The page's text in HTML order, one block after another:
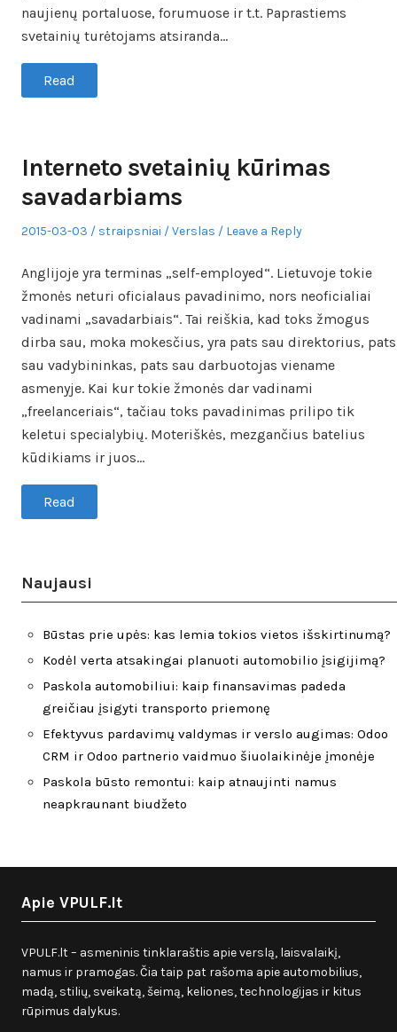
naujienų portaluose, forumuose ir t.t. Paprastiems
svetainių turėtojams atsiranda…
Read
Interneto svetainių kūrimas
savadarbiams
Posted
2015-03-03 Author
straipsniai
Posted
Verslas Leave a Reply
Anglijoje yra terminas „self-employed“. Lietuvoje tokie
žmonės neturi oficialaus pavadinimo, nors neoficialiai
vadinami „savadarbiais“. Tai reiškia, kad toks žmogus
dirba sau, moka mokesčius, yra pats sau direktorius, pats
sau vadybininkas, pats sau darbuotojas viename
asmenyje. Kai kur tokie žmonės dar vadinami
„freelanceriais“, tačiau toks pavadinimas prilipo tik
keletui specialybių. Moteriškės, mezgančius batelius
kūdikiams ir juos…
Read
Naujausi
Būstas prie upės: kas lemia tokios vietos išskirtinumą?
Kodėl verta atsakingai planuoti automobilio įsigijimą?
Paskola automobiliui: kaip finansavimas padeda
greičiau įsigyti transporto priemonę
Efektyvus pardavimų valdymas ir verslo augimas: Odoo
CRM ir Odoo partnerio vaidmuo šiuolaikinėje įmonėje
Paskola būsto remontui: kaip atnaujinti namus
neapkraunant biudžeto
Apie VPULF.lt
VPULF.lt – asmeninis tinklaraštis apie verslą, laisvalaikį,
namus ir pramogas. Čia taip pat rašoma apie automobilius,
madą, stilių, sveikatą, šeimą, keliones, technologijas ir kitus
rūpimus dalykus.